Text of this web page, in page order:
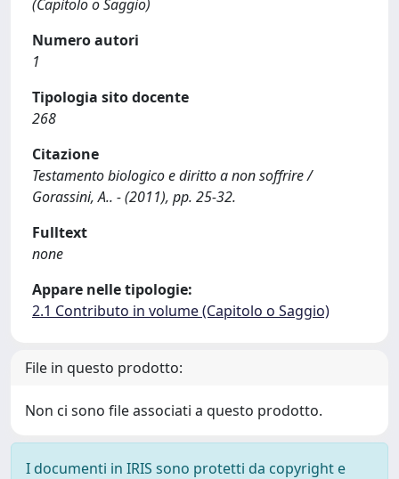
(Capitolo o Saggio)
Numero autori
1
Tipologia sito docente
268
Citazione
Testamento biologico e diritto a non soffrire /
Gorassini, A.. - (2011), pp. 25-32.
Fulltext
none
Appare nelle tipologie:
2.1 Contributo in volume (Capitolo o Saggio)
File in questo prodotto:
Non ci sono file associati a questo prodotto.
I documenti in IRIS sono protetti da copyright e